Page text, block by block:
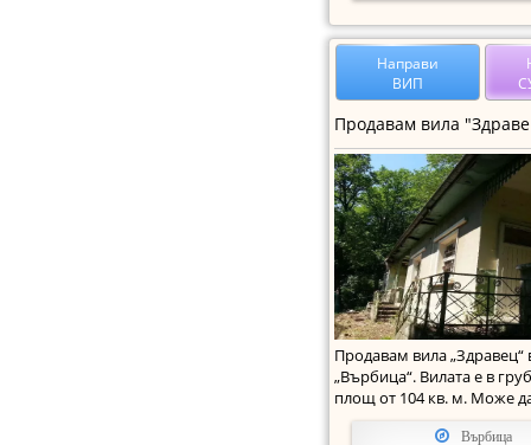
Направи
ВИП
Продавам вила „Здравец“
„Върбица“. Вилата е в
площ от 104 кв. м. Може
преустроена както за ли
Върбица